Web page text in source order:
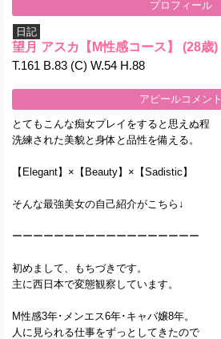
プロフィール
日記
望月 アスカ【M性感コース】 (28歳)
T.161 B.83 (C) W.54 H.88
アピールコメント
とてもこんな痴女プレイをすると思えぬ程
洗練された美貌と身体と品性を備える。
【Elegant】×【Beauty】×【Sadistic】
そんな最強美女の自己紹介がこちら↓
ーーーーーーーーーーーーーーーーーー
初めまして、もちづきです。
主に西日本で変態観察しています。
M性感3年･メンエス6年･キャバ嬢8年。
人に見られる仕事をずっとしてきたので